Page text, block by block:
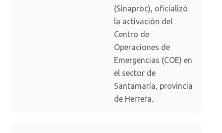
(Sinaproc), oficializó
la activación del
Centro de
Operaciones de
Emergencias (COE) en
el sector de
Santamaría, provincia
de Herrera.